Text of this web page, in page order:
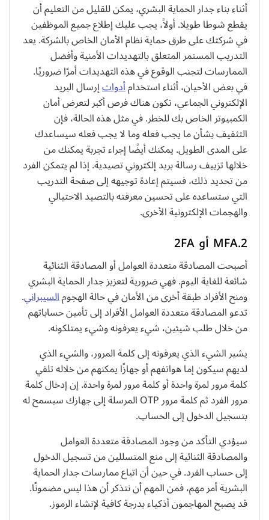
أثناء بناء جدار الحماية البشري، يمكن للقليل من التعليم أن
يقطع شوطا طويلا. أولاً، يجب عليك إطلاع جميع الموظفين
في شركتك على طرق حماية نظام الأمان الخاص بالشركة. يعد
التدريب المستمر المتعلق بالتهديدات الأمنية وأفضل
الممارسات لتجنب الوقوع في هذه التهديدات أمرًا ضروريًا.
في بعض الأحيان، أثناء استخدامأدواتإرسال البريد
الإلكتروني الجماعي، تكون هناك فرص أكبر لتعرض أمان
الكمبيوتر الخاص بك للخطر. في مثل هذه الحالة، فإن
التثقيف بشأن ما يجب فعله وما لا يجب فعله سيساعدك
على المدى الطويل. يمكنك أيضًا إجراء تجربة يمكنك من
خلالها تزييف رسالة بريد إلكتروني تصيدية. إذا لم يتمكن الفرد
من تحديد ذلك، فسيتم إعادة توجيهه إلى صفحة التدريب
التي ستساعده على تحسين معرفته بالتصيد الاحتيالي
والهجمات الإلكترونية الأخرى.
2.MFA أو 2FA
أصبحت المصادقة متعددة العوامل أو المصادقة الثنائية
شائعة للغاية اليوم. فهي ضرورية لتعزيز جدار الحماية البشري
ومنح الأفراد طبقة أخرى من الأمان في حالة الهجومالسيبراني.
تدعو المصادقة متعددة العوامل الأفراد إلى تأمين حساباتهم
من خلال طلب شيئين، شيء يعرفونه وشيء يمتلكونه.
يشير الشيء الذي يعرفونه إلى كلمة المرور، والشيء الذي
لديهم سيكون إما هواتفهم أو جهازًا يمكنهم من خلاله تلقي
كلمة مرور لمرة واحدة أو كلمة مرور لمرة واحدة. إن إدخال كلمة
مرور الفرد ثم كلمة مرور OTP المرسلة إلى جهازك سيسمح له
بتسجيل الدخول إلى الحساب.
سيؤدي التأكد من وجود المصادقة متعددة العوامل
والمصادقة الثنائية إلى منع المتسللين من تسجيل الدخول
إلى حساب الفرد. في حين أن اتباع ممارسات جدار الحماية
البشرية أمر مهم، فمن المهم أن نتذكر أن هذا ليس مضمونًا.
قد يصبح المهاجمون أذكياء بدرجة كافية لإنشاء الرموز.